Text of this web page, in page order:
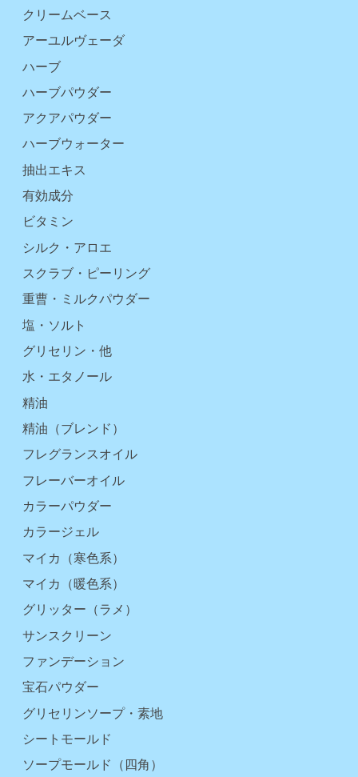
クリームベース
アーユルヴェーダ
ハーブ
ハーブパウダー
アクアパウダー
ハーブウォーター
抽出エキス
有効成分
ビタミン
シルク・アロエ
スクラブ・ピーリング
重曹・ミルクパウダー
塩・ソルト
グリセリン・他
水・エタノール
精油
精油（ブレンド）
フレグランスオイル
フレーバーオイル
カラーパウダー
カラージェル
マイカ（寒色系）
マイカ（暖色系）
グリッター（ラメ）
サンスクリーン
ファンデーション
宝石パウダー
グリセリンソープ・素地
シートモールド
ソープモールド（四角）